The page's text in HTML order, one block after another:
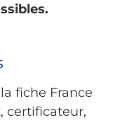
fiche France
certificateur,